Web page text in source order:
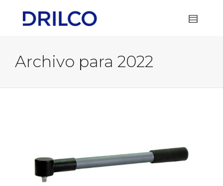
Archivo para 2022